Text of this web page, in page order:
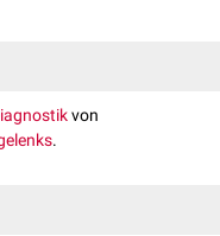
von
.